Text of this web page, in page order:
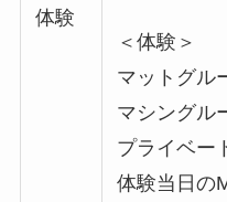
体験
＜体験＞
マットグル
マシングル
プライベー
体験当日の